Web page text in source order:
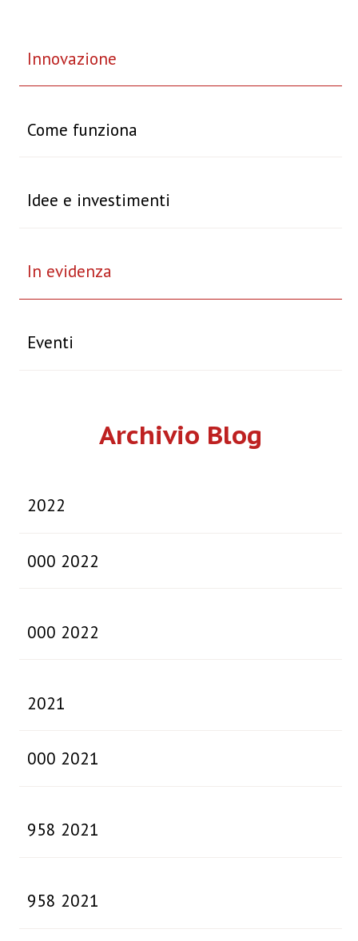
Innovazione
Come funziona
Idee e investimenti
In evidenza
Eventi
Archivio Blog
2022
000 2022
000 2022
2021
000 2021
958 2021
958 2021